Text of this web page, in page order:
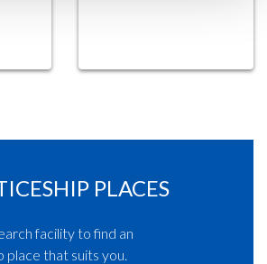
PLACES
facility to find an
place that suits you.